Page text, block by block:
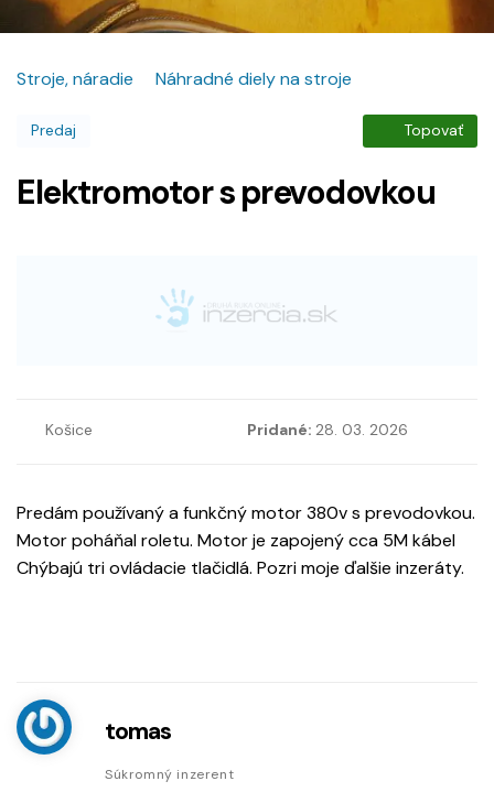
Stroje, náradie Náhradné diely na stroje
Predaj Topovať
Elektromotor s prevodovkou
Košice Pridané: 28. 03. 2026
Predám používaný a funkčný motor 380v s prevodovkou.
Motor poháňal roletu. Motor je zapojený cca 5M kábel
Chýbajú tri ovládacie tlačidlá. Pozri moje ďalšie inzeráty.
tomas
Súkromný inzerent